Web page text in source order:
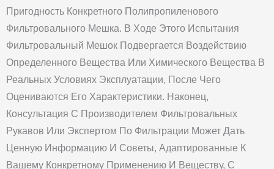
Пригодность Конкретного Полипропиленового
Фильтровального Мешка. В Ходе Этого Испытания
Фильтровальный Мешок Подвергается Воздействию
Определенного Вещества Или Химического Вещества В
Реальных Условиях Эксплуатации, После Чего
Оцениваются Его Характеристики. Наконец,
Консультация С Производителем Фильтровальных
Рукавов Или Экспертом По Фильтрации Может Дать
Ценную Информацию И Советы, Адаптированные К
Вашему Конкретному Применению И Веществу, С